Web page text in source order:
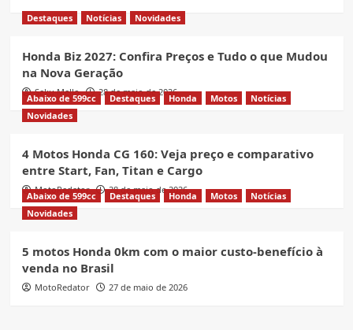
Destaques
Notícias Novidades
Honda Biz 2027: Confira Preços e Tudo o que Mudou
na Nova Geração
Seku Mello 28 de maio de 2026
Abaixo de 599cc Destaques Honda Motos
Notícias
Novidades
4 Motos Honda CG 160: Veja preço e comparativo
entre Start, Fan, Titan e Cargo
MotoRedator 28 de maio de 2026
Abaixo de 599cc Destaques Honda Motos
Notícias
Novidades
5 motos Honda 0km com o maior custo-benefício à
venda no Brasil
MotoRedator 27 de maio de 2026